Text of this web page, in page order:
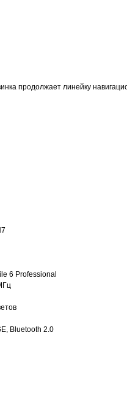
продолжает линейку
6 Professional
Bluetooth 2.0